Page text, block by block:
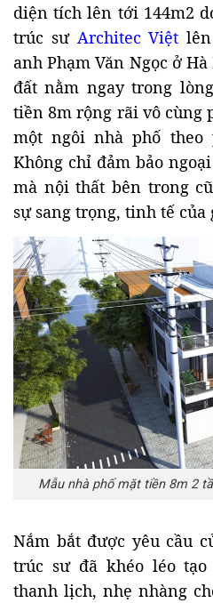
diện tích lên tới 144m2
trúc sư Architec Việt
anh Phạm Văn Ngọc ở
đất nằm ngay trong
tiền 8m rộng rãi vô cùng
một ngôi nhà phố theo
Không chỉ đảm bảo
mà nội thất bên trong
sự sang trọng, tinh tế của
Mẫu nhà phố mặt tiền 8m 2
Nắm bắt được yêu cầu
trúc sư đã khéo léo
thanh lịch, nhẹ nhàng